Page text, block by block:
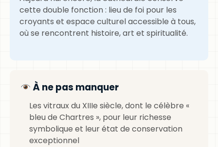
cette double fonction : lieu de foi pour les
croyants et espace culturel accessible à tous,
où se rencontrent histoire, art et spiritualité.
À ne pas manquer
Les vitraux du XIIIe siècle, dont le célèbre «
bleu de Chartres », pour leur richesse
symbolique et leur état de conservation
exceptionnel